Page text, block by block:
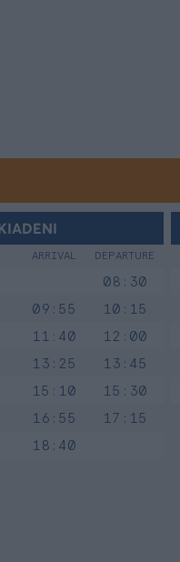
ARRIVAL DEPARTURE
08:30
09:55
10:15
11:40
12:00
13:25
13:45
15:10
15:30
16:55
17:15
18:40